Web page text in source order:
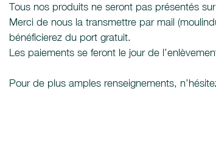
Tous nos produits ne seront pas présentés
Merci de nous la transmettre par mail
bénéficierez du port gratuit.
Les paiements se feront le jour de
Pour de plus amples renseignements,